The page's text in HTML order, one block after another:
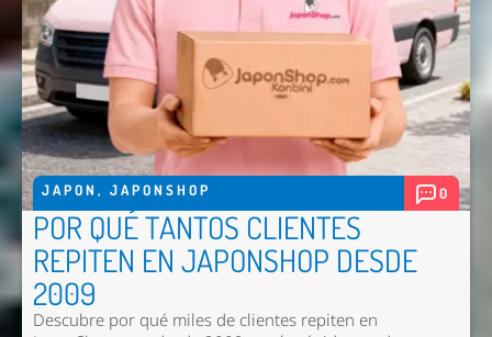
JAPON , JAPONSHOP 0
POR QUÉ TANTOS CLIENTES
REPITEN EN JAPONSHOP DESDE
2009
Descubre por qué miles de clientes repiten en